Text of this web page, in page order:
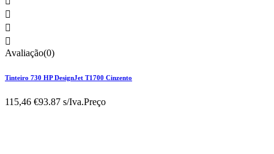



Avaliação(0)
Tinteiro 730 HP DesignJet T1700 Cinzento
115,46 €93.87 s/Iva.Preço